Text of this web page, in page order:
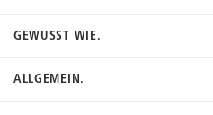
GEWUSST WIE.
ALLGEMEIN.